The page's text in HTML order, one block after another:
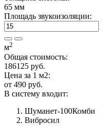
65 мм
Площадь звукоизоляции:
м2
Общая стоимость:
186125 руб.
Цена за 1 м2:
от 490 руб.
В систему входит:
Шуманет-100Комби
Вибросил